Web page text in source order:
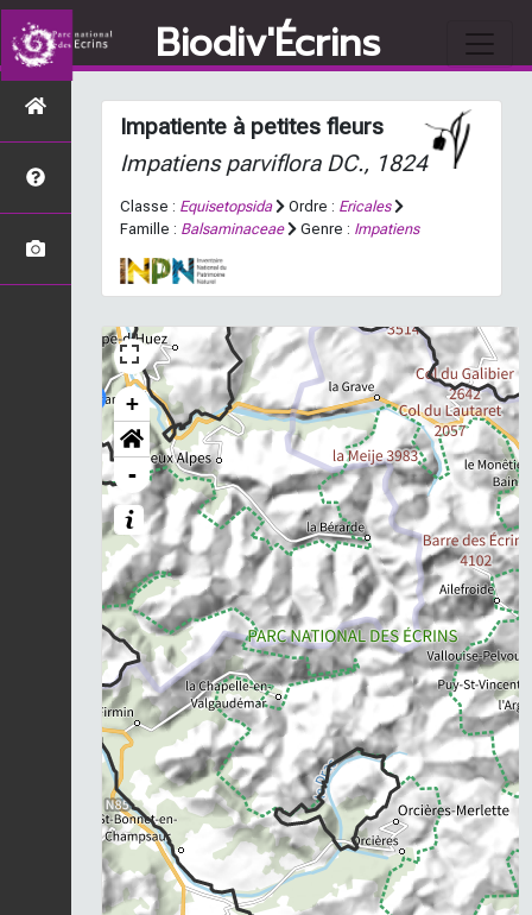
Biodiv'Écrins
Impatiente à petites fleurs
Impatiens parvifloraDC., 1824
Classe : Equisetopsida Ordre : Ericales
Famille : Balsaminaceae Genre : Impatiens
+
-